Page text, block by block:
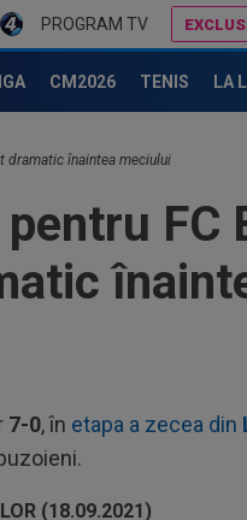
PROGRAM TV
CM2026 TENIS LA
dramatic înaintea meciului
FC
7-0, în etapa a zecea din